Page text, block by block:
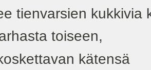
tienvarsien kukkivia
toiseen,
kätensä